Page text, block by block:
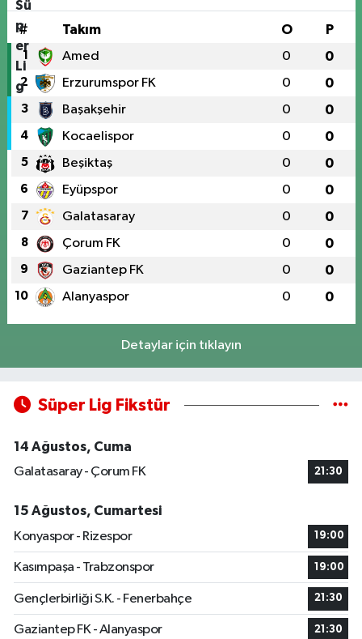
# Takım O P
1 Amed 0 0
2 Erzurumspor FK 0 0
3 Başakşehir 0 0
4 Kocaelispor 0 0
5 Beşiktaş 0 0
6 Eyüpspor 0 0
7 Galatasaray 0 0
8 Çorum FK 0 0
9 Gaziantep FK 0 0
10 Alanyaspor 0 0
Detaylar için tıklayın
Süper Lig Fikstür
14 Ağustos, Cuma
Galatasaray - Çorum FK
21:30
15 Ağustos, Cumartesi
Konyaspor - Rizespor
19:00
Kasımpaşa - Trabzonspor 19:00
Gençlerbirliği S.K. - Fenerbahçe 21:30
Gaziantep FK - Alanyaspor 21:30